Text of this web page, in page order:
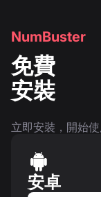
NumBuster
免費
安裝
立即安裝，開始
安卓